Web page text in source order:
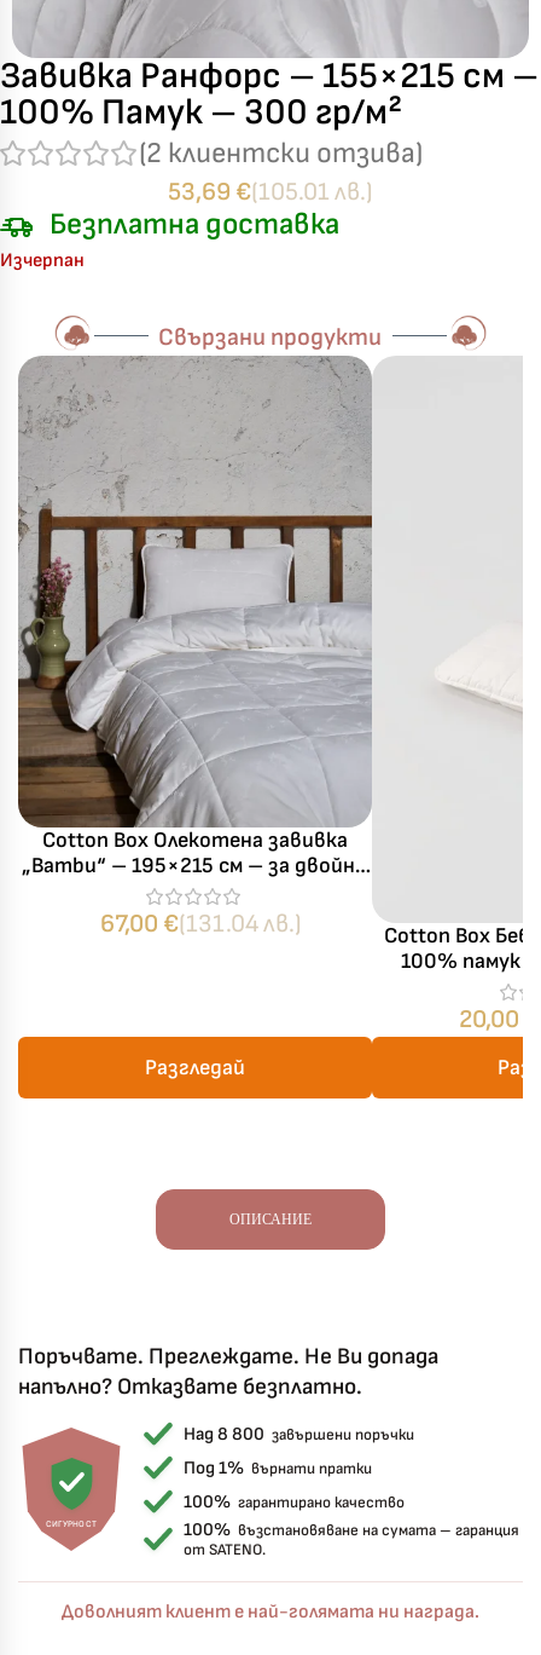
Завивка Ранфорс – 155×215 см –
100% Памук – 300 гр/м²
(2 клиентски отзива)
53,69 €(105.01 лв.)
Безплатна доставка
Изчерпан
Свързани продукти
Cotton Box Олекотена завивка
„Bambu“ – 195×215 см – за двойно
легло
67,00 €(131.04 лв.)
Разгледай
Cotton Box
100% памук
20,00
ОПИСАНИЕ
Поръчвате. Преглеждате. Не Ви допада
напълно? Отказвате безплатно.
СИГУРНОСТ
Над 8 800 завършени поръчки
Под 1% върнати пратки
100% гарантирано качество
100% възстановяване на сумата – гаранция
от SATENO.
Доволният клиент е най-голямата ни награда.